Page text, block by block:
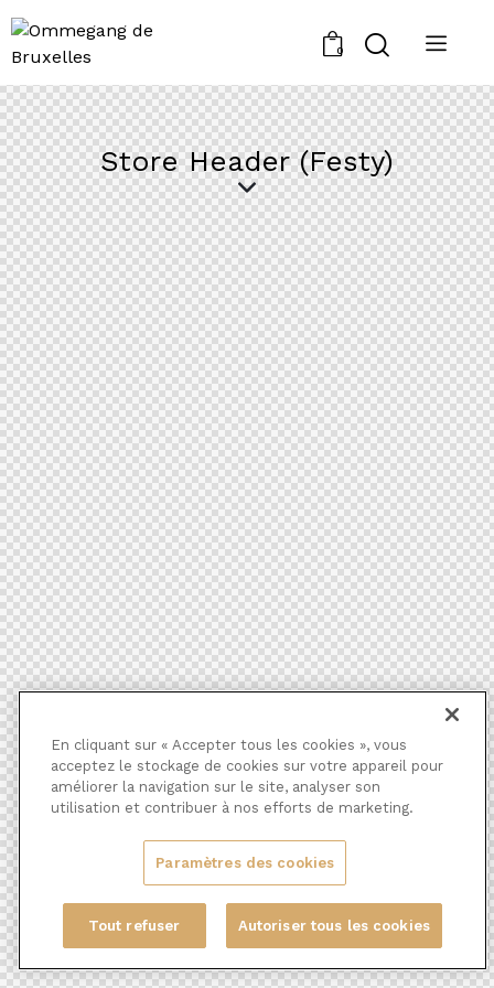
0
Store Header (Festy)
En cliquant sur « Accepter tous les cookies », vous
acceptez le stockage de cookies sur votre appareil pour
améliorer la navigation sur le site, analyser son
utilisation et contribuer à nos efforts de marketing.
Paramètres des cookies
Tout refuser Autoriser tous les cookies